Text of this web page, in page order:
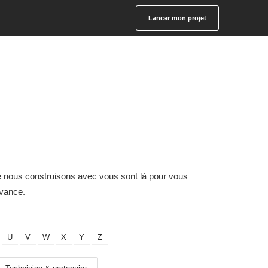
Lancer mon projet
construisons avec vous sont là pour vous
U V W X Y Z